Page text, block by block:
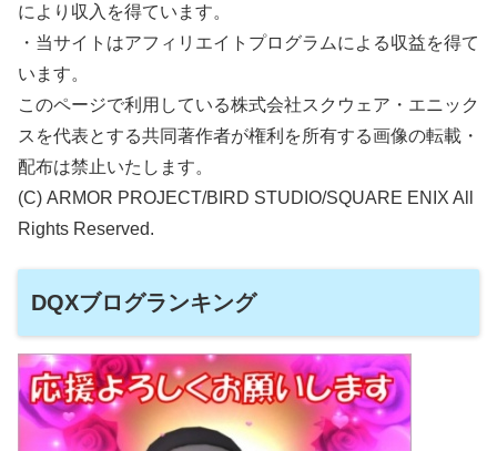
により収入を得ています。
・当サイトはアフィリエイトプログラムによる収益を得て
います。
このページで利用している株式会社スクウェア・エニック
スを代表とする共同著作者が権利を所有する画像の転載・
配布は禁止いたします。
(C) ARMOR PROJECT/BIRD STUDIO/SQUARE ENIX All
Rights Reserved.
DQXブログランキング